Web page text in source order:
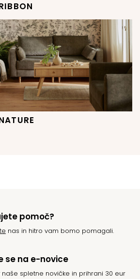
pomoč?
nas in hitro vam bomo pomagali.
se na e-novice
naše spletne novičke in prihrani 30 eur